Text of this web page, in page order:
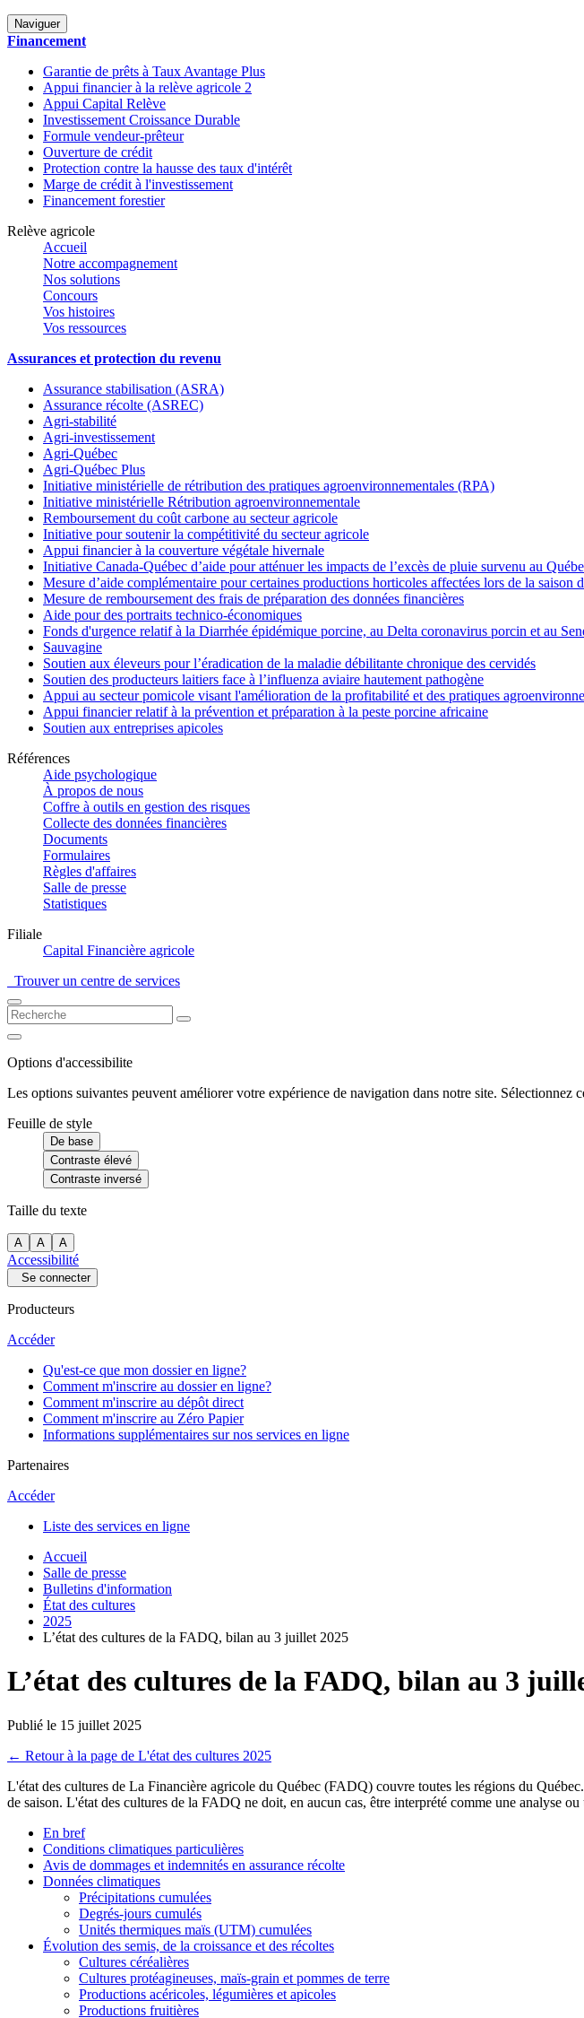
Naviguer
Financement
Garantie de prêts à Taux Avantage Plus
Appui financier à la relève agricole 2
Appui Capital Relève
Investissement Croissance Durable
Formule vendeur-prêteur
Ouverture de crédit
Protection contre la hausse des taux d'intérêt
Marge de crédit à l'investissement
Financement forestier
Relève agricole
Accueil
Notre accompagnement
Nos solutions
Concours
Vos histoires
Vos ressources
Assurances et protection du revenu
Assurance stabilisation (ASRA)
Assurance récolte (ASREC)
Agri-stabilité
Agri-investissement
Agri-Québec
Agri-Québec Plus
Initiative ministérielle de rétribution des pratiques agroenvironnementales (RPA)
Initiative ministérielle Rétribution agroenvironnementale
Remboursement du coût carbone au secteur agricole
Initiative pour soutenir la compétitivité du secteur agricole
Appui financier à la couverture végétale hivernale
Initiative Canada-Québec d’aide pour atténuer les impacts de l’excès de pluie survenu au
Mesure d’aide complémentaire pour certaines productions horticoles affectées lors de la saison
Mesure de remboursement des frais de préparation des données financières
Aide pour des portraits technico-économiques
Fonds d'urgence relatif à la Diarrhée épidémique porcine, au Delta coronavirus porcin et au
Sauvagine
Soutien aux éleveurs pour l’éradication de la maladie débilitante chronique des cervidés
Soutien des producteurs laitiers face à l’influenza aviaire hautement pathogène
Appui au secteur pomicole visant l'amélioration de la profitabilité et des pratiques
Appui financier relatif à la prévention et préparation à la peste porcine africaine
Soutien aux entreprises apicoles
Références
Aide psychologique
À propos de nous
Coffre à outils en gestion des risques
Collecte des données financières
Documents
Formulaires
Règles d'affaires
Salle de presse
Statistiques
Filiale
Capital Financière agricole
Trouver un centre de services
Options d'accessibilite
Les options suivantes peuvent améliorer votre expérience de navigation dans notre site. Sélectionnez
Feuille de style
De base
Contraste élevé
Contraste inversé
Taille du texte
A A A
Accessibilité
Se connecter
Producteurs
Accéder
Qu'est-ce que mon dossier en ligne?
Comment m'inscrire au dossier en ligne?
Comment m'inscrire au dépôt direct
Comment m'inscrire au Zéro Papier
Informations supplémentaires sur nos services en ligne
Partenaires
Accéder
Liste des services en ligne
Accueil
Salle de presse
Bulletins d'information
État des cultures
2025
L’état des cultures de la FADQ, bilan au 3 juillet 2025
L’état des cultures de la FADQ, bilan au 3
Publié le 15 juillet 2025
← Retour à la page de L'état des cultures 2025
L'état des cultures de La Financière agricole du Québec (FADQ) couvre toutes les régions du
de saison. L'état des cultures de la FADQ ne doit, en aucun cas, être interprété comme une analyse
En bref
Conditions climatiques particulières
Avis de dommages et indemnités en assurance récolte
Données climatiques
Précipitations cumulées
Degrés-jours cumulés
Unités thermiques maïs (UTM) cumulées
Évolution des semis, de la croissance et des récoltes
Cultures céréalières
Cultures protéagineuses, maïs-grain et pommes de terre
Productions acéricoles, légumières et apicoles
Productions fruitières